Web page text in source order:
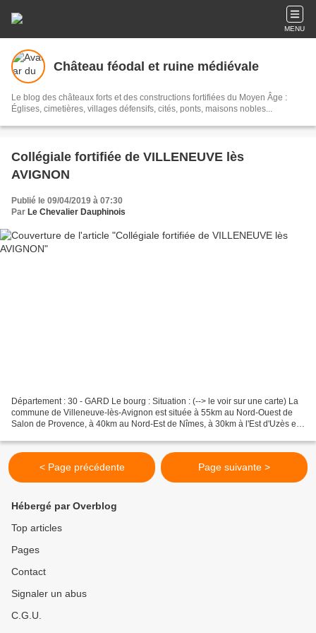
MENU
Château féodal et ruine médiévale
Le blog des châteaux forts et des constructions fortifiées du Moyen Âge :
Églises, cimetières, villages défensifs, cités, ponts, maisons nobles...
Collégiale fortifiée de VILLENEUVE lès
AVIGNON
Publié le 09/04/2019 à 07:30
Par Le Chevalier Dauphinois
Département : 30 - GARD Le bourg : Situation : (--> le voir sur une carte) La
commune de Villeneuve-lès-Avignon est située à 55km au Nord-Ouest de
Salon de Provence, à 40km au Nord-Est de Nîmes, à 30km à l'Est d'Uzès et
< Page précédente Page suivante >
Hébergé par Overblog
Top articles
Pages
Contact
Signaler un abus
C.G.U.